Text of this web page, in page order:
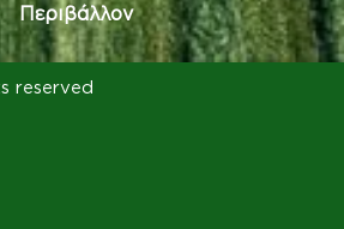
Περιβάλλον
reserved